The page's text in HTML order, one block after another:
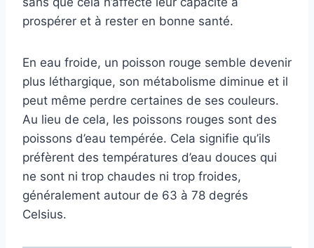
prospérer et à rester en bonne santé.
En eau froide, un poisson rouge semble devenir
plus léthargique, son métabolisme diminue et il
peut même perdre certaines de ses couleurs.
Au lieu de cela, les poissons rouges sont des
poissons d’eau tempérée. Cela signifie qu’ils
préfèrent des températures d’eau douces qui
ne sont ni trop chaudes ni trop froides,
généralement autour de 63 à 78 degrés
Celsius.